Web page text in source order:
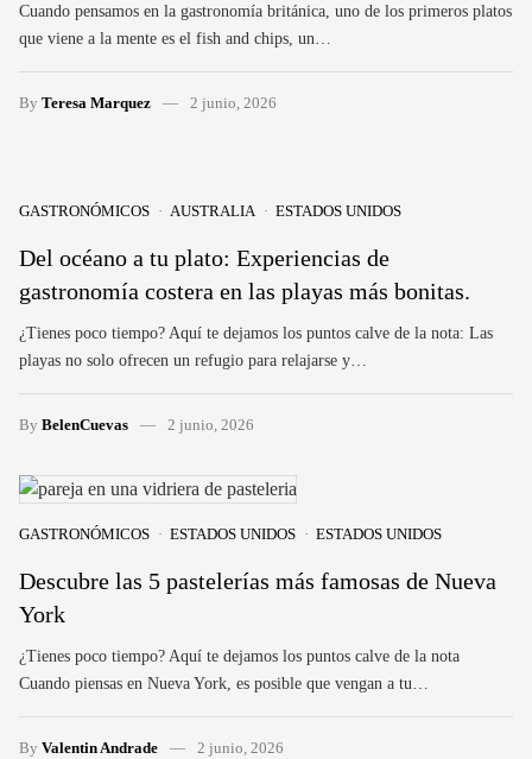
Cuando pensamos en la gastronomía británica, uno de los primeros platos
que viene a la mente es el fish and chips, un…
By Teresa Marquez 2 junio, 2026
GASTRONÓMICOS AUSTRALIA ESTADOS UNIDOS
Del océano a tu plato: Experiencias de
gastronomía costera en las playas más bonitas.
¿Tienes poco tiempo? Aquí te dejamos los puntos calve de la nota: Las
playas no solo ofrecen un refugio para relajarse y…
By BelenCuevas 2 junio, 2026
GASTRONÓMICOS ESTADOS UNIDOS ESTADOS UNIDOS
Descubre las 5 pastelerías más famosas de Nueva
York
¿Tienes poco tiempo? Aquí te dejamos los puntos calve de la nota
Cuando piensas en Nueva York, es posible que vengan a tu…
By Valentin Andrade 2 junio, 2026